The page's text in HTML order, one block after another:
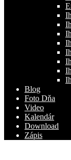
Blog
Foto Dňa
Video
Kalendár
Download
Zápis